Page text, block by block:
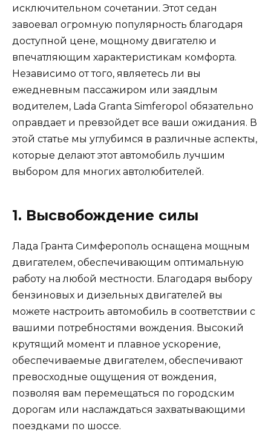
исключительном сочетании. Этот седан
завоевал огромную популярность благодаря
доступной цене, мощному двигателю и
впечатляющим характеристикам комфорта.
Независимо от того, являетесь ли вы
ежедневным пассажиром или заядлым
водителем, Lada Granta Simferopol обязательно
оправдает и превзойдет все ваши ожидания. В
этой статье мы углубимся в различные аспекты,
которые делают этот автомобиль лучшим
выбором для многих автолюбителей.
1. Высвобождение силы
Лада Гранта Симферополь оснащена мощным
двигателем, обеспечивающим оптимальную
работу на любой местности. Благодаря выбору
бензиновых и дизельных двигателей вы
можете настроить автомобиль в соответствии с
вашими потребностями вождения. Высокий
крутящий момент и плавное ускорение,
обеспечиваемые двигателем, обеспечивают
превосходные ощущения от вождения,
позволяя вам перемещаться по городским
дорогам или наслаждаться захватывающими
поездками по шоссе.